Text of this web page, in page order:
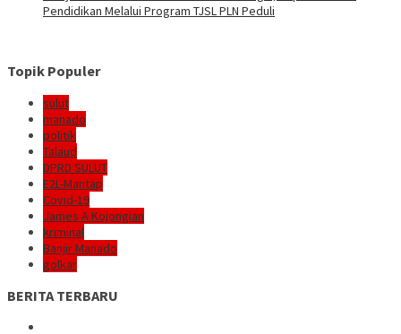
Pendidikan Melalui Program TJSL PLN Peduli
Topik Populer
sulut
manado
politik
Talaud
DPRD SULUT
E2L-Mantap
Covid-19
James A Kojongian
kriminal
Banjir Manado
golkar
BERITA TERBARU